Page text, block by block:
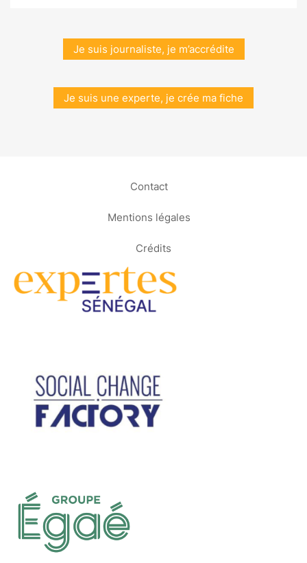
Je suis journaliste, je m’accrédite
Je suis une experte, je crée ma fiche
Contact
Mentions légales
Crédits